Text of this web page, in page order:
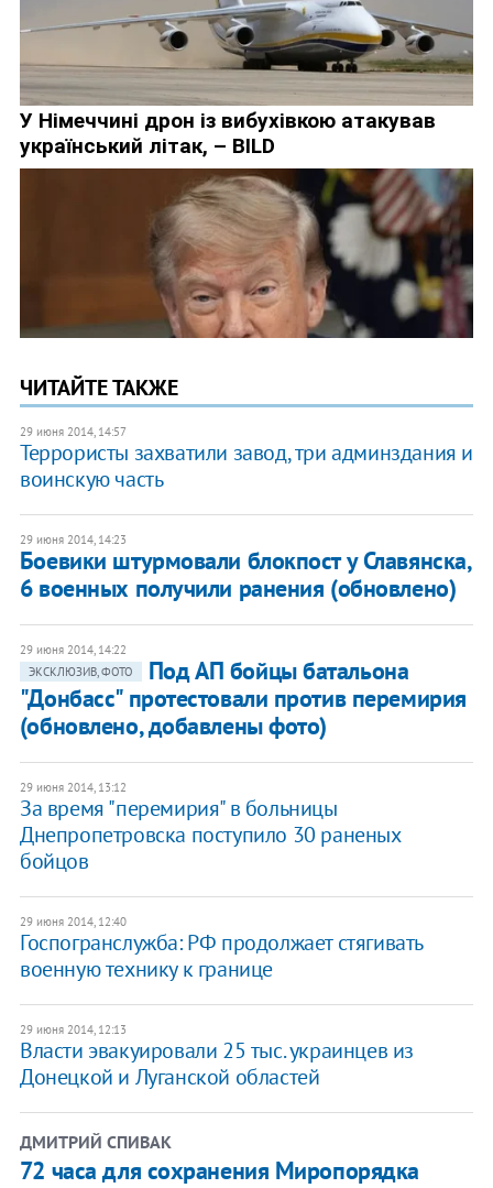
ЧИТАЙТЕ ТАКЖЕ
29 июня 2014, 14:57
Террористы захватили завод, три админздания и
воинскую часть
29 июня 2014, 14:23
Боевики штурмовали блокпост у Славянска,
6 военных получили ранения (обновлено)
29 июня 2014, 14:22
ЭКСКЛЮЗИВ, ФОТО
Под АП бойцы батальона
"Донбасс" протестовали против перемирия
(обновлено, добавлены фото)
29 июня 2014, 13:12
За время "перемирия" в больницы
Днепропетровска поступило 30 раненых
бойцов
29 июня 2014, 12:40
Госпогранслужба: РФ продолжает стягивать
военную технику к границе
29 июня 2014, 12:13
Власти эвакуировали 25 тыс. украинцев из
Донецкой и Луганской областей
ДМИТРИЙ СПИВАК
72 часа для сохранения Миропорядка